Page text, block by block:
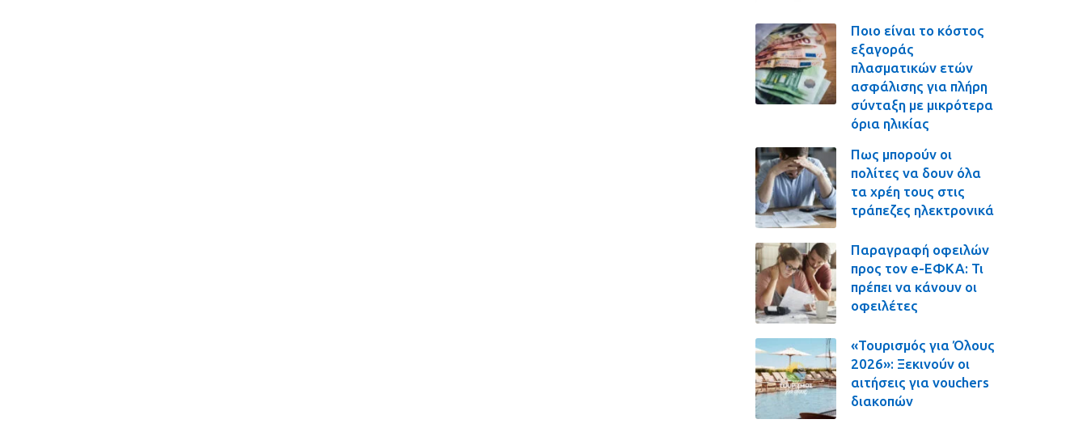
Ποιο είναι το κόστος
εξαγοράς
πλασματικών ετών
ασφάλισης για πλήρη
σύνταξη με μικρότερα
όρια ηλικίας
Πως μπορούν οι
πολίτες να δουν όλα
τα χρέη τους στις
τράπεζες ηλεκτρονικά
Παραγραφή οφειλών
προς τον e-ΕΦΚΑ: Τι
πρέπει να κάνουν οι
οφειλέτες
«Τουρισμός για Όλους
2026»: Ξεκινούν οι
αιτήσεις για vouchers
διακοπών